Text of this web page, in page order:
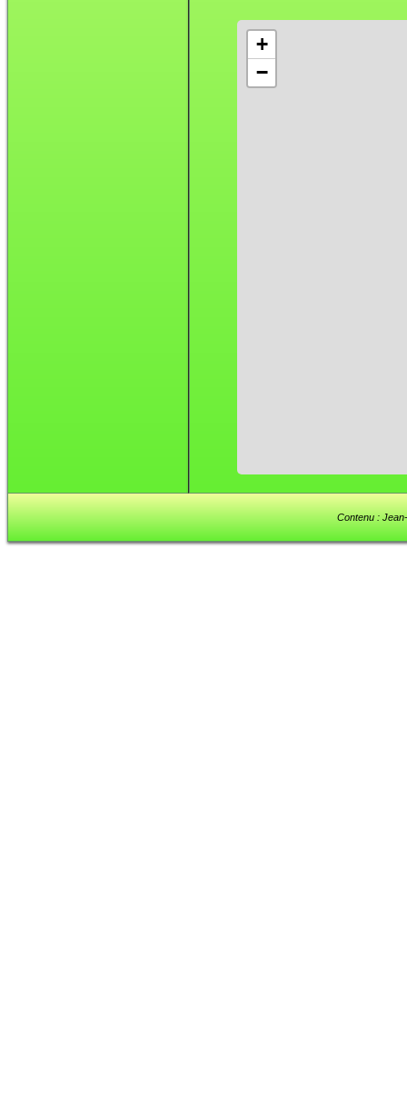
+
−
Contenu :